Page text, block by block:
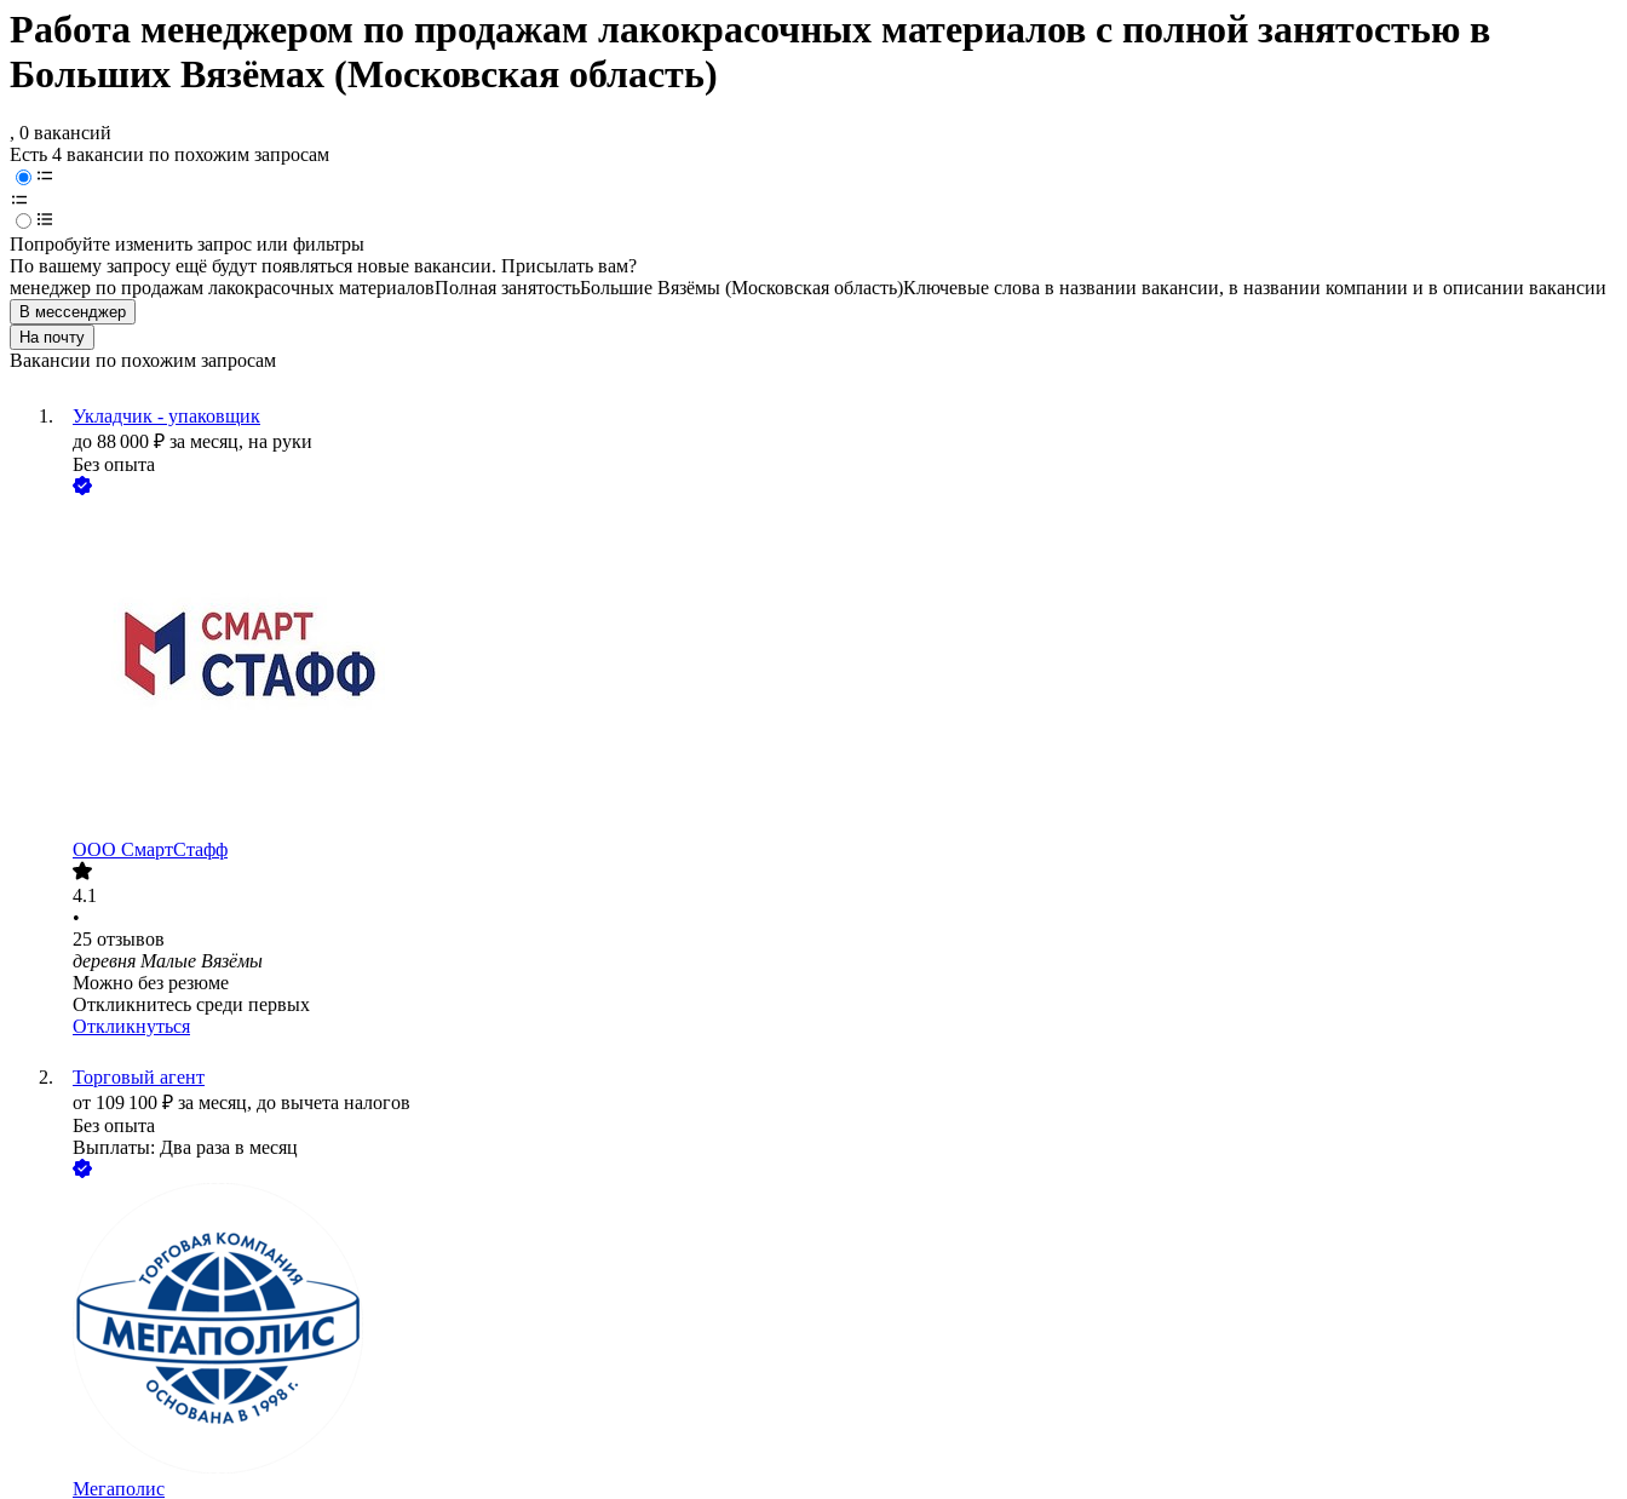
Работа менеджером по продажам лакокрасочных материалов с полной занятостью в
Больших Вязёмах (Московская область)
, 0 вакансий
Есть 4 вакансии по похожим запросам
Попробуйте изменить запрос или фильтры
По вашему запросу ещё будут появляться новые вакансии. Присылать вам?
менеджер по продажам лакокрасочных материаловПолная занятостьБольшие Вязёмы (Московская область)Ключевые слова в названии вакансии, в названии компании и в описании вакансии
В мессенджер
На почту
Вакансии по похожим запросам
Укладчик - упаковщик
до 88 000 ₽ за месяц, на руки
Без опыта
ООО СмартСтафф
4.1
•
25 отзывов
деревня Малые Вязёмы
Можно без резюме
Откликнитесь среди первых
Откликнуться
Торговый агент
от 109 100 ₽ за месяц, до вычета налогов
Без опыта
Выплаты: Два раза в месяц
Мегаполис